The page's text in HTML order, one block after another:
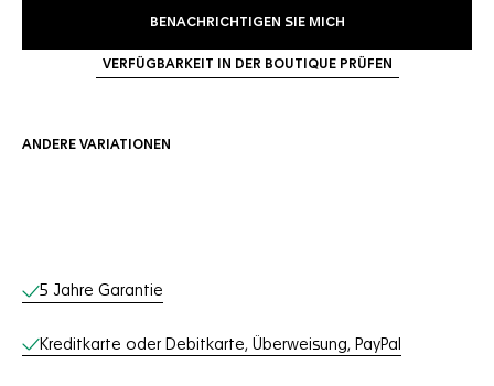
BENACHRICHTIGEN SIE MICH
VERFÜGBARKEIT IN DER BOUTIQUE PRÜFEN
ANDERE VARIATIONEN
Online-Services
5 Jahre Garantie
Kreditkarte oder Debitkarte, Überweisung, PayPal